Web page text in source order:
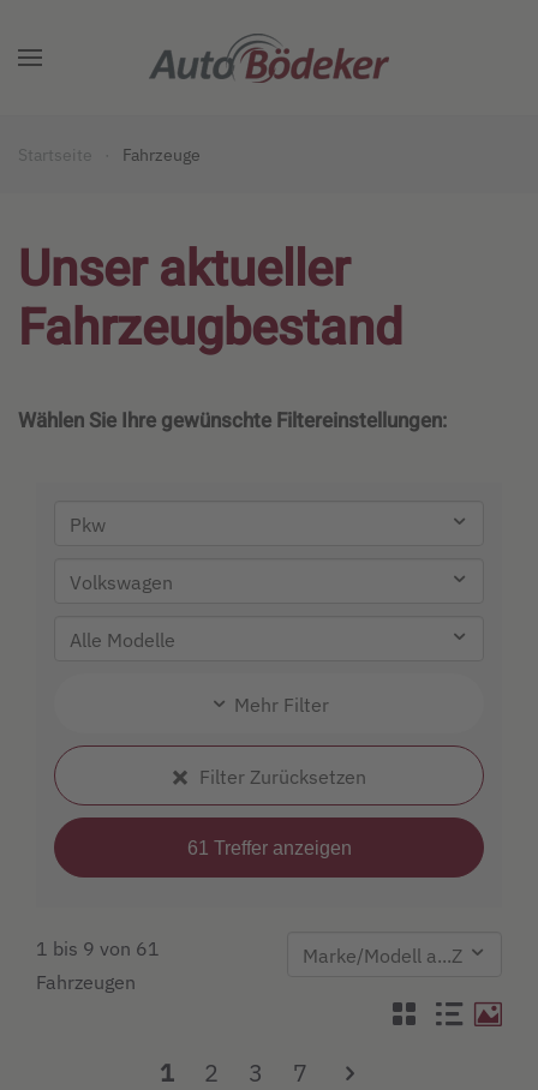
Zum Hauptinhalt springen
Startseite Fahrzeuge
Unser aktueller
Fahrzeugbestand
Wählen Sie Ihre gewünschte Filtereinstellungen:
Mehr Filter
Filter Zurücksetzen
1 bis 9 von 61
Fahrzeugen
1 2 3 7